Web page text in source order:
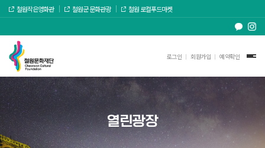
철원작은영화관 철원군 문화관광 철원 로컬푸드마켓
로그인 회원가입 예약확인
열린광장